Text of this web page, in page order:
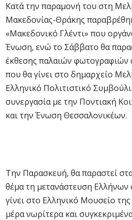
Κατά την παραμονή του στη
Μακεδονίας-Θράκης
«Μακεδονικό Γλέντι» που
Ένωση, ενώ το Σάββατο θα
έκθεσης παλαιών φωτογραφιών
που θα γίνει στο δημαρχείο
Ελληνικό Πολιτιστικό
συνεργασία με την Ποντιακή
και την Ένωση Θεσσαλονικέων.
Την Παρασκευή, θα παραστεί
θέμα τη μετανάστευση
γίνει στο Ελληνικό Μουσείο
μέρα νωρίτερα και